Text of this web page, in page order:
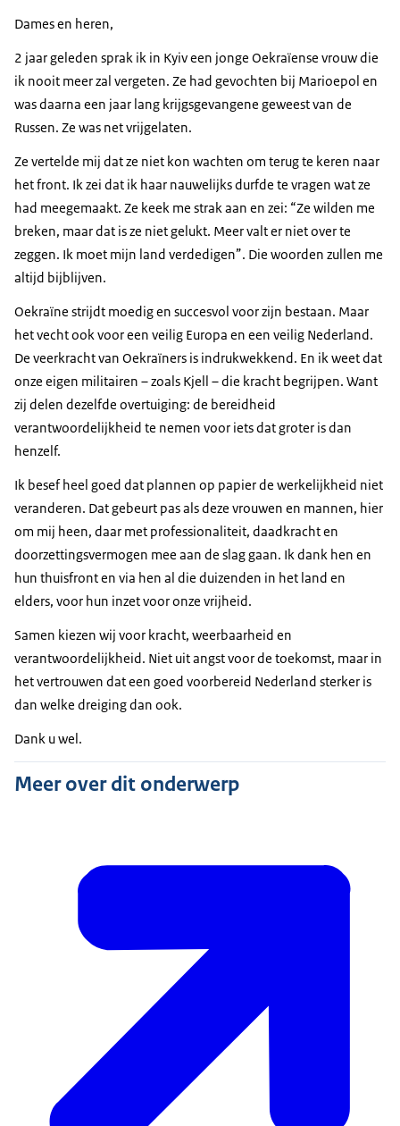
Dames en heren,
2 jaar geleden sprak ik in Kyiv een jonge Oekraïense vrouw die
ik nooit meer zal vergeten. Ze had gevochten bij Marioepol en
was daarna een jaar lang krijgsgevangene geweest van de
Russen. Ze was net vrijgelaten.
Ze vertelde mij dat ze niet kon wachten om terug te keren naar
het front. Ik zei dat ik haar nauwelijks durfde te vragen wat ze
had meegemaakt. Ze keek me strak aan en zei: “Ze wilden me
breken, maar dat is ze niet gelukt. Meer valt er niet over te
zeggen. Ik moet mijn land verdedigen”. Die woorden zullen me
altijd bijblijven.
Oekraïne strijdt moedig en succesvol voor zijn bestaan. Maar
het vecht ook voor een veilig Europa en een veilig Nederland.
De veerkracht van Oekraïners is indrukwekkend. En ik weet dat
onze eigen militairen – zoals Kjell – die kracht begrijpen. Want
zij delen dezelfde overtuiging: de bereidheid
verantwoordelijkheid te nemen voor iets dat groter is dan
henzelf.
Ik besef heel goed dat plannen op papier de werkelijkheid niet
veranderen. Dat gebeurt pas als deze vrouwen en mannen, hier
om mij heen, daar met professionaliteit, daadkracht en
doorzettingsvermogen mee aan de slag gaan. Ik dank hen en
hun thuisfront en via hen al die duizenden in het land en
elders, voor hun inzet voor onze vrijheid.
Samen kiezen wij voor kracht, weerbaarheid en
verantwoordelijkheid. Niet uit angst voor de toekomst, maar in
het vertrouwen dat een goed voorbereid Nederland sterker is
dan welke dreiging dan ook.
Dank u wel.
Meer over dit onderwerp